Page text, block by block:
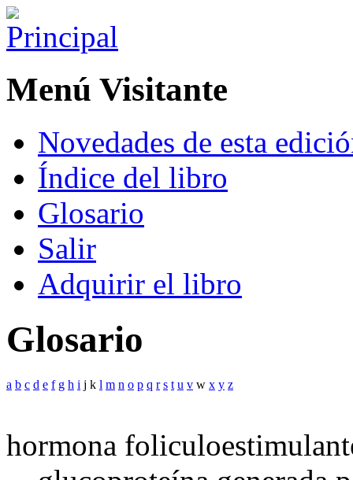
Menú Visitante
Novedades de esta
Índice del libro
Glosario
Salir
Adquirir el libro
Glosario
a b c d e f g h i j k l m n o p q r s t u v w x y z
hormona